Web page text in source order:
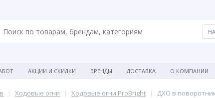
АКЦИИ И СКИДКИ БРЕНДЫ ДОСТАВКА О КОМПАНИИ
Ходовые огни Ходовые огни ProBright ДХО в